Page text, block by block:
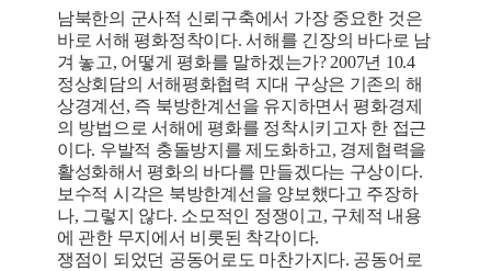
남북한의 군사적 신뢰구축에서 가장 중요한 것은
바로 서해 평화정착이다. 서해를 긴장의 바다로 남
겨 놓고, 어떻게 평화를 말하겠는가? 2007년 10.4
정상회담의 서해평화협력 지대 구상은 기존의 해
상경계선, 즉 북방한계선을 유지하면서 평화경제
의 방법으로 서해에 평화를 정착시키고자 한 접근
이다. 우발적 충돌방지를 제도화하고, 경제협력을
활성화해서 평화의 바다를 만들겠다는 구상이다.
보수적 시각은 북방한계선을 양보했다고 주장하
나, 그렇지 않다. 소모적인 정쟁이고, 구체적 내용
에 관한 무지에서 비롯된 착각이다.
쟁점이 되었던 공동어로도 마찬가지다. 공동어로